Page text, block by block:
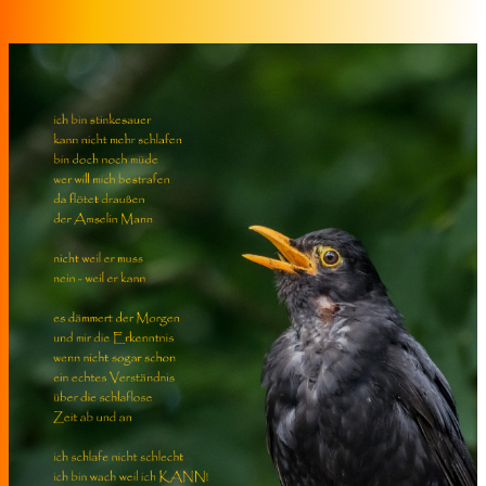
Zum Inhalt springen